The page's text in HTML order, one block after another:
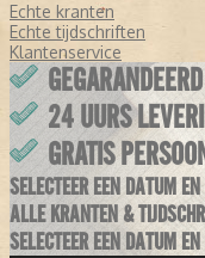
Echte kranten
Echte tijdschriften
Klantenservice
24 UURS
GRATIS
SELECTEER EEN DATUM
ALLE KRANTEN &
SELECTEER EEN DATUM